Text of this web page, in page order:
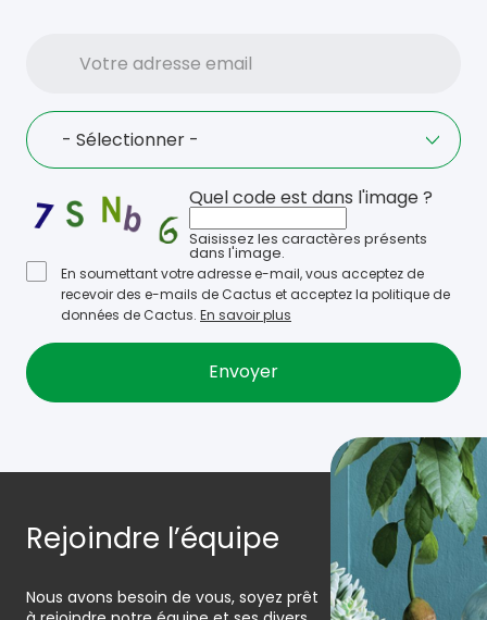
adresse
Language
- Sélectionner -
Quel code est dans l'image ?
Saisissez les caractères présents
dans l'image.
En soumettant votre adresse e-mail, vous acceptez de
recevoir des e-mails de Cactus et acceptez la politique de
données de Cactus. En savoir plus
Rejoindre l’équipe
Nous avons besoin de vous, soyez prêt